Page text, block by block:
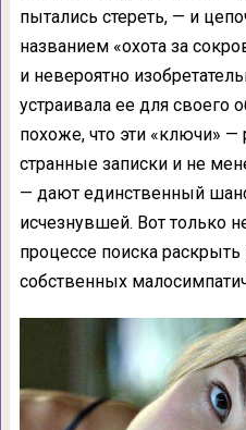
пытались стереть, — и
названием «охота за
и невероятно
устраивала ее для
похоже, что эти «ключи»
странные записки и не
— дают единственный
исчезнувшей. Вот только
процессе поиска
собственных